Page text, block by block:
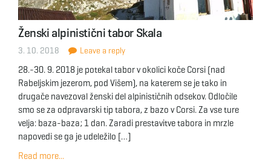
Ženski alpinistični tabor Skala
3. 10. 2018 Leave a reply
28.-30. 9. 2018 je potekal tabor v okolici koče Corsi (nad
Rabeljskim jezerom, pod Višem), na katerem se je tako in
drugače navezoval ženski del alpinističnih odsekov. Odločile
smo se za odpravarski tip tabora, z bazo v Corsi. Za vse ture
velja: baza-baza; 1 dan. Zaradi prestavitve tabora in mrzle
napovedi se ga je udeležilo […]
Read more...